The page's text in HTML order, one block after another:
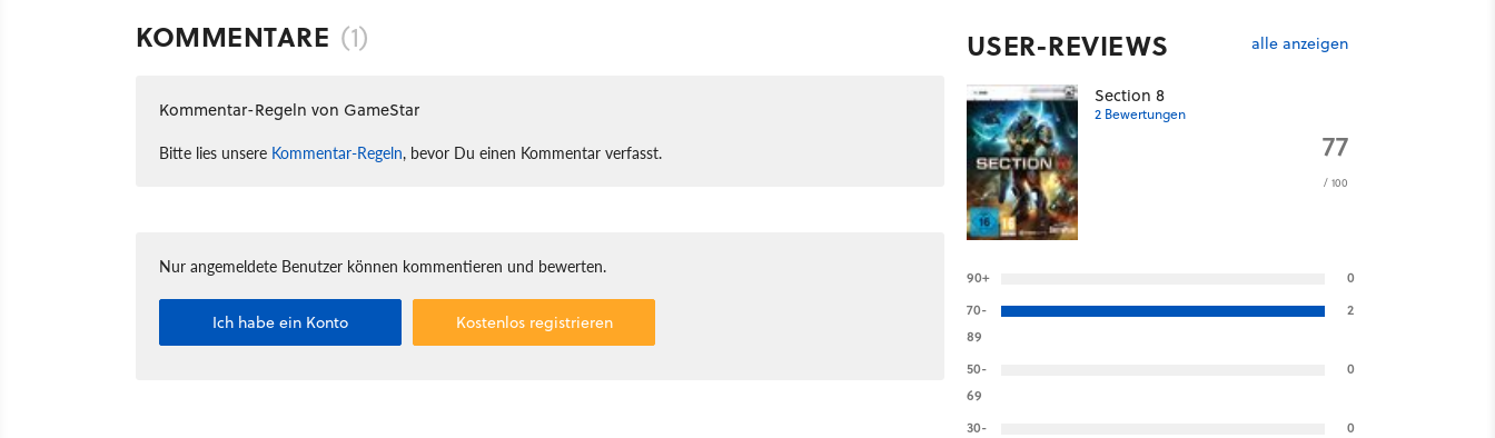
KOMMENTARE (1)
Kommentar-Regeln von GameStar
Bitte lies unsere Kommentar-Regeln, bevor Du einen Kommentar verfasst.
Nur angemeldete Benutzer können kommentieren und bewerten.
Ich habe ein Konto Kostenlos registrieren
USER-REVIEWS alle anzeigen
Section 8
2 Bewertungen
77
/ 100
90+
0
70-
89
2
50-
69
0
30-
0